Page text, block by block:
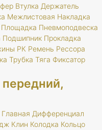
Втулка Держатель
Межлистовая Накладка
Площадка Пневмоподвеска
Подшипник Прокладка
РК Ремень Рессора
Трубка Тяга Фиксатор
Главная Дифференциал
Клин Колодка Кольцо